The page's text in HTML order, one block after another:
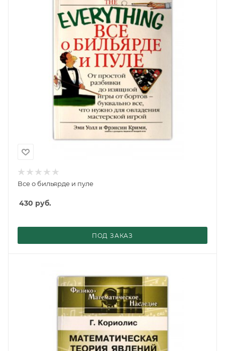
Все о бильярде и пуле
430 руб.
ПОД ЗАКАЗ